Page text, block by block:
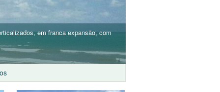
em franca expansão, com